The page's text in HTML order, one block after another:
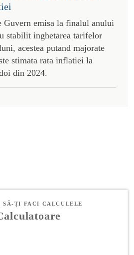
Guvern emisa la finalul anului
stabilit inghetarea tarifelor
acestea putand majorate
stimata rata inflatiei la
din 2024.
SĂ-ȚI FACI CALCULELE